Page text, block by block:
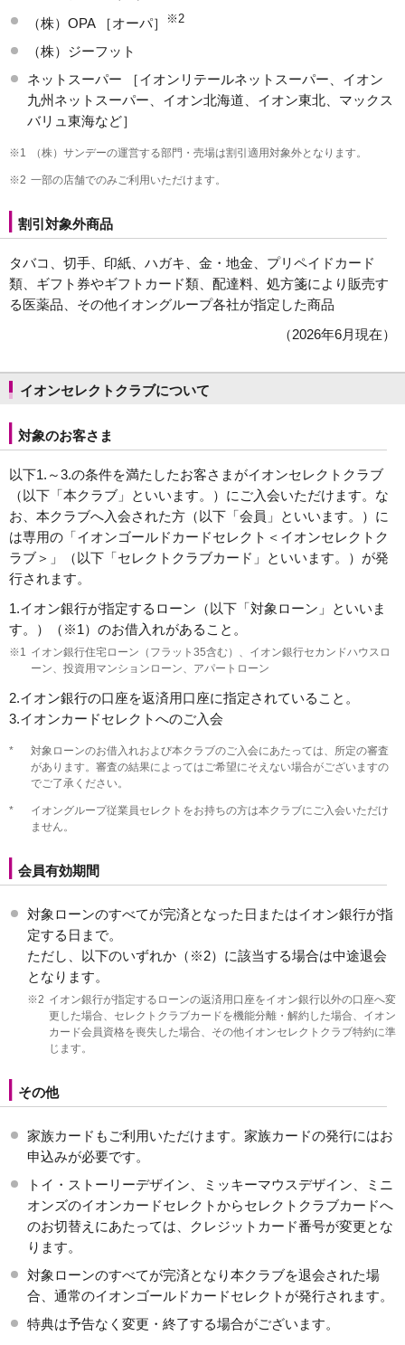
（株）OPA ［オーパ］
※2
（株）ジーフット
ネットスーパー ［イオンリテールネットスーパー、イオン
九州ネットスーパー、イオン北海道、イオン東北、マックス
バリュ東海など］
※1 （株）サンデーの運営する部門・売場は割引適用対象外となります。
※2 一部の店舗でのみご利用いただけます。
割引対象外商品
タバコ、切手、印紙、ハガキ、金・地金、プリペイドカード
類、ギフト券やギフトカード類、配達料、処方箋により販売す
る医薬品、その他イオングループ各社が指定した商品
（2026年6月現在）
イオンセレクトクラブについて
対象のお客さま
以下1.～3.の条件を満たしたお客さまがイオンセレクトクラブ
（以下「本クラブ」といいます。）にご入会いただけます。な
お、本クラブへ入会された方（以下「会員」といいます。）に
は専用の「イオンゴールドカードセレクト＜イオンセレクトク
ラブ＞」（以下「セレクトクラブカード」といいます。）が発
行されます。
1.イオン銀行が指定するローン（以下「対象ローン」といいま
す。）（※1）のお借入れがあること。
※1
イオン銀行住宅ローン（フラット35含む）、イオン銀行セカンドハウスロ
ーン、投資用マンションローン、アパートローン
2.イオン銀行の口座を返済用口座に指定されていること。
3.イオンカードセレクトへのご入会
*
対象ローンのお借入れおよび本クラブのご入会にあたっては、所定の審査
があります。審査の結果によってはご希望にそえない場合がございますの
でご了承ください。
*
イオングループ従業員セレクトをお持ちの方は本クラブにご入会いただけ
ません。
会員有効期間
対象ローンのすべてが完済となった日またはイオン銀行が指
定する日まで。
ただし、以下のいずれか（※2）に該当する場合は中途退会
となります。
※2 イオン銀行が指定するローンの返済用口座をイオン銀行以外の口座へ変
更した場合、セレクトクラブカードを機能分離・解約した場合、イオン
カード会員資格を喪失した場合、その他イオンセレクトクラブ特約に準
じます。
その他
家族カードもご利用いただけます。家族カードの発行にはお
申込みが必要です。
トイ・ストーリーデザイン、ミッキーマウスデザイン、ミニ
オンズのイオンカードセレクトからセレクトクラブカードへ
のお切替えにあたっては、クレジットカード番号が変更とな
ります。
対象ローンのすべてが完済となり本クラブを退会された場
合、通常のイオンゴールドカードセレクトが発行されます。
特典は予告なく変更・終了する場合がございます。